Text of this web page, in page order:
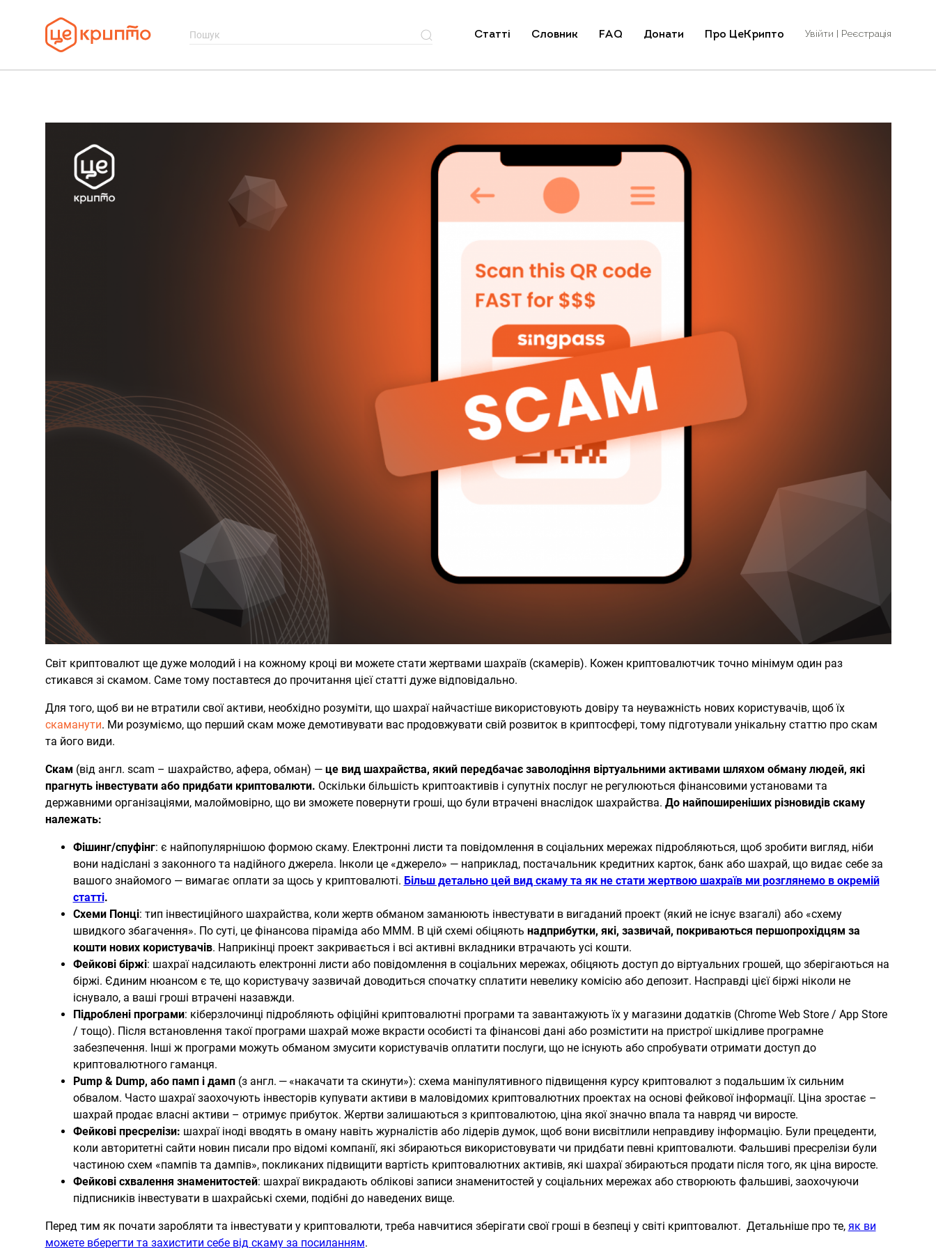
Статті Словник FAQ Донати Про ЦеКрипто Увійти | Реєстрація
Світ криптовалют ще дуже молодий і на кожному кроці ви можете стати жертвами шахраїв (скамерів). Кожен криптовалютчик точно мінімум один раз
стикався зі скамом. Саме тому поставтеся до прочитання цієї статті дуже відповідально.
Для того, щоб ви не втратили свої активи, необхідно розуміти, що шахраї найчастіше використовують довіру та неуважність нових користувачів, щоб їх
скаманути. Ми розуміємо, що перший скам може демотивувати вас продовжувати свій розвиток в криптосфері, тому підготували унікальну статтю про скам
та його види.
Скам (від англ. scam – шахрайство, афера, обман) — це вид шахрайства, який передбачає заволодіння віртуальними активами шляхом обману людей, які
прагнуть інвестувати або придбати криптовалюти. Оскільки більшість криптоактивів і супутніх послуг не регулюються фінансовими установами та
державними організаціями, малоймовірно, що ви зможете повернути гроші, що були втрачені внаслідок шахрайства. До найпоширеніших різновидів скаму
належать:
Фішинг/спуфінг: є найпопулярнішою формою скаму. Електронні листи та повідомлення в соціальних мережах підробляються, щоб зробити вигляд, ніби
вони надіслані з законного та надійного джерела. Інколи це «джерело» — наприклад, постачальник кредитних карток, банк або шахрай, що видає себе за
вашого знайомого — вимагає оплати за щось у криптовалюті. Більш детально цей вид скаму та як не стати жертвою шахраїв ми розглянемо в окремій
статті.
Схеми Понці: тип інвестиційного шахрайства, коли жертв обманом заманюють інвестувати в вигаданий проект (який не існує взагалі) або «схему
швидкого збагачення». По суті, це фінансова піраміда або МММ. В цій схемі обіцяють надприбутки, які, зазвичай, покриваються першопрохідцям за
кошти нових користувачів. Наприкінці проект закривається і всі активні вкладники втрачають усі кошти.
Фейкові біржі: шахраї надсилають електронні листи або повідомлення в соціальних мережах, обіцяють доступ до віртуальних грошей, що зберігаються на
біржі. Єдиним нюансом є ​​те, що користувачу зазвичай доводиться спочатку сплатити невелику комісію або депозит. Насправді цієї біржі ніколи не
існувало, а ваші гроші втрачені назавжди.
Підроблені програми: кіберзлочинці підробляють офіційні криптовалютні програми та завантажують їх у магазини додатків (Chrome Web Store / App Store
/ тощо). Після встановлення такої програми шахрай може вкрасти особисті та фінансові дані або розмістити на пристрої шкідливе програмне
забезпечення. Інші ж програми можуть обманом змусити користувачів оплатити послуги, що не існують або спробувати отримати доступ до
криптовалютного гаманця.
Pump & Dump, або памп і дамп (з англ. — «накачати та скинути»): схема маніпулятивного підвищення курсу криптовалют з подальшим їх сильним
обвалом. Часто шахраї заохочують інвесторів купувати активи в маловідомих криптовалютних проектах на основі фейкової інформації. Ціна зростає –
шахрай продає власні активи – отримує прибуток. Жертви залишаються з криптовалютою, ціна якої значно впала та навряд чи виросте.
Фейкові пресрелізи: шахраї іноді вводять в оману навіть журналістів або лідерів думок, щоб вони висвітлили неправдиву інформацію. Були прецеденти,
коли авторитетні сайти новин писали про відомі компанії, які збираються використовувати чи придбати певні криптовалюти. Фальшиві пресрелізи були
частиною схем «пампів та дампів», покликаних підвищити вартість криптовалютних активів, які шахраї збираються продати після того, як ціна виросте.
Фейкові схвалення знаменитостей: шахраї викрадають облікові записи знаменитостей у соціальних мережах або створюють фальшиві, заохочуючи
підписників інвестувати в шахрайські схеми, подібні до наведених вище.
Перед тим як почати заробляти та інвестувати у криптовалюти, треба навчитися зберігати свої гроші в безпеці у світі криптовалют. Детальніше про те, як ви
можете вберегти та захистити себе від скаму за посиланням.